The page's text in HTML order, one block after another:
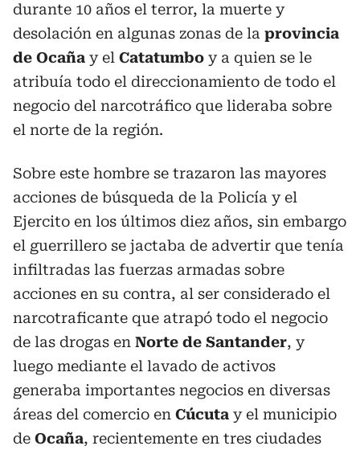
durante 10 años el terror, la muerte y
desolación en algunas zonas de la provincia
de Ocaña y el Catatumbo y a quien se le
atribuía todo el direccionamiento de todo el
negocio del narcotráfico que lideraba sobre
el norte de la región.
Sobre este hombre se trazaron las mayores
acciones de búsqueda de la Policía y el
Ejercito en los últimos diez años, sin embargo
el guerrillero se jactaba de advertir que tenía
infiltradas las fuerzas armadas sobre
acciones en su contra, al ser considerado el
narcotraficante que atrapó todo el negocio
de las drogas en Norte de Santander, y
luego mediante el lavado de activos
generaba importantes negocios en diversas
áreas del comercio en Cúcuta y el municipio
de Ocaña, recientemente en tres ciudades